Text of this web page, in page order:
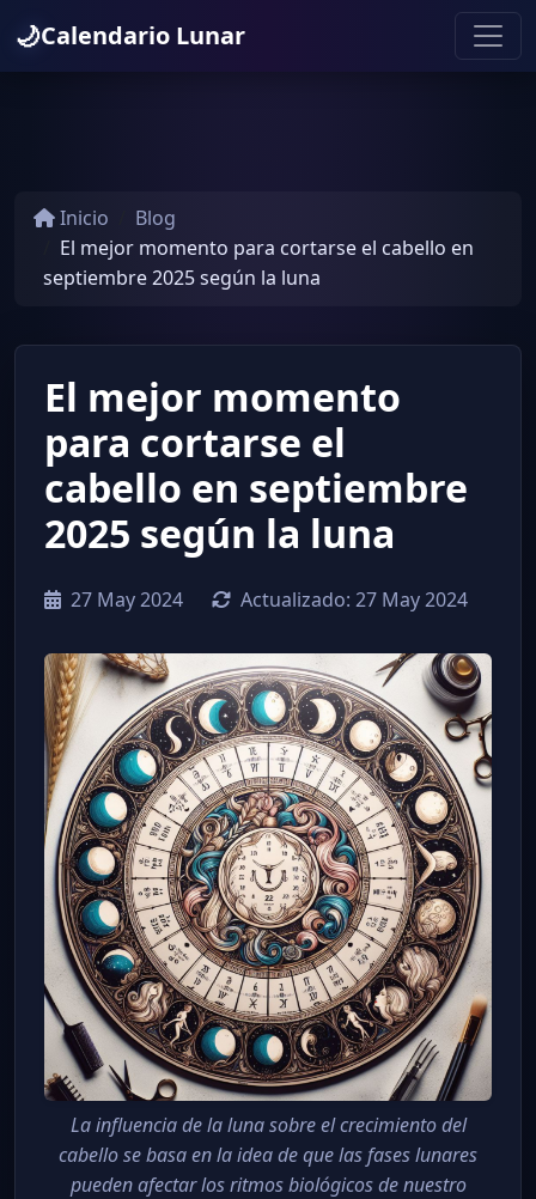
🌙Calendario Lunar
Inicio
Blog
El mejor momento para cortarse el cabello en
septiembre 2025 según la luna
El mejor momento
para cortarse el
cabello en septiembre
2025 según la luna
27 May 2024 Actualizado: 27 May 2024
La influencia de la luna sobre el crecimiento del
cabello se basa en la idea de que las fases lunares
pueden afectar los ritmos biológicos de nuestro